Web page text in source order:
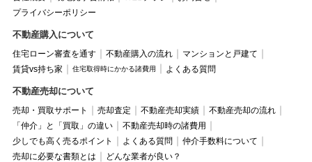
プライバシーポリシー
不動産購入について
住宅ローン審査を通す 不動産購入の流れ
マンションと戸建て
賃貸vs持ち家
住宅取得時にかかる諸費用 よくある質問
不動産売却について
売却・買取サポート 売却査定 不動産売却実績
不動産売却の流れ
「仲介」と「買取」の違い
不動産売却時の諸費用
少しでも高く売るポイント
よくある質問
仲介手数料について
売却に必要な書類とは
どんな業者が良い？